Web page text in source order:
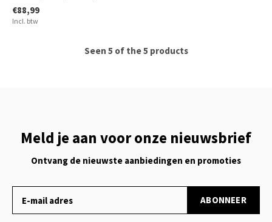
€88,99
Incl. btw
Seen 5 of the 5 products
Meld je aan voor onze nieuwsbrief
Ontvang de nieuwste aanbiedingen en promoties
ABONNEER